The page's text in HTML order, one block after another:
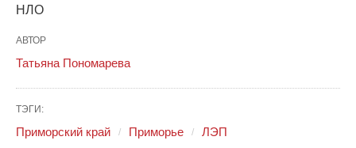
НЛО
АВТОР
Татьяна Пономарева
ТЭГИ:
Приморский край Приморье ЛЭП